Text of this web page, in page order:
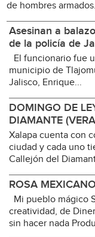
de hombres
Asesinan a
de la policía de
El funcionario fue
municipio de
Jalisco, Enrique...
DOMINGO DE
DIAMANTE
Xalapa cuenta con
ciudad y cada uno
Callejón del
ROSA MEXICANO
Mi pueblo mágico
creatividad, de
sin hacer nada